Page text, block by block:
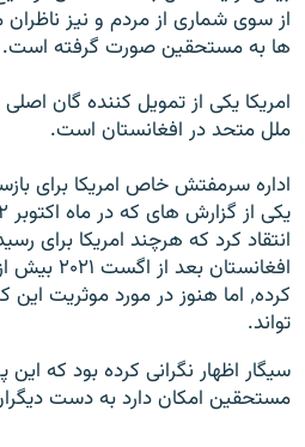
از سوی شماری از مردم و نیز
ها به مستحقین صورت گرفته است.
امریکا یکی از تمویل کننده گان
ملل متحد در افغانستان است.
اداره سرمفتش خاص امریکا برای
انتقاد کرد که هرچند امریکا برای
افغانستان
کرده٬ اما هنوز در مورد
تواند.
سیگار اظهار نگرانی کرده بود که
مستحقین امکان دارد به دست